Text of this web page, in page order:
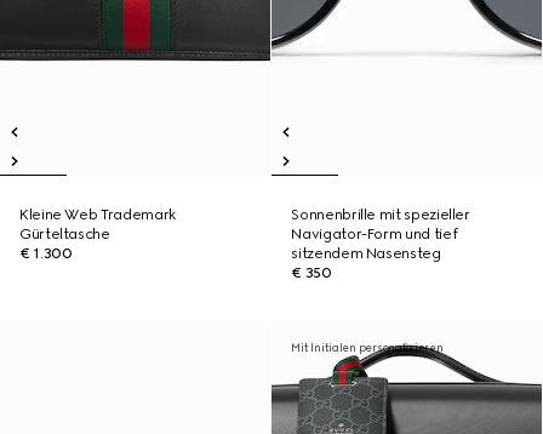
Kleine Web Trademark
Gürteltasche
€ 1.300
Sonnenbrille mit spezieller
Navigator-Form und tief
sitzendem Nasensteg
€ 350
Mit Initialen personalisieren